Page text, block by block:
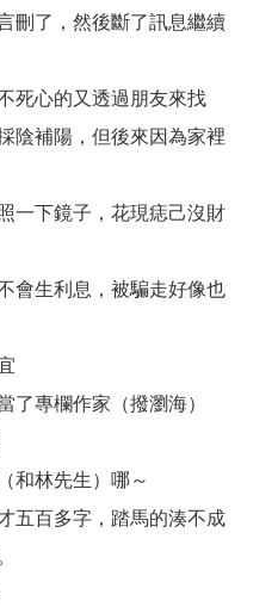
刪了，然後斷了訊息繼續
死心的又透過朋友來找
陰補陽，但後來因為家裡
一下鏡子，花現痣己沒財
會生利息，被騙走好像也
了專欄作家（撥瀏海）
和林先生）哪～
五百多字，踏馬的湊不成